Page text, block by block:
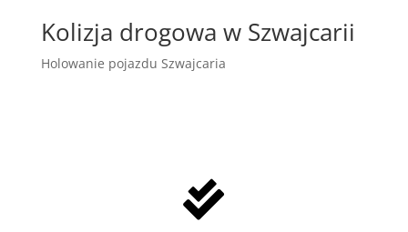
Kolizja drogowa w Szwajcarii
Holowanie pojazdu Szwajcaria
